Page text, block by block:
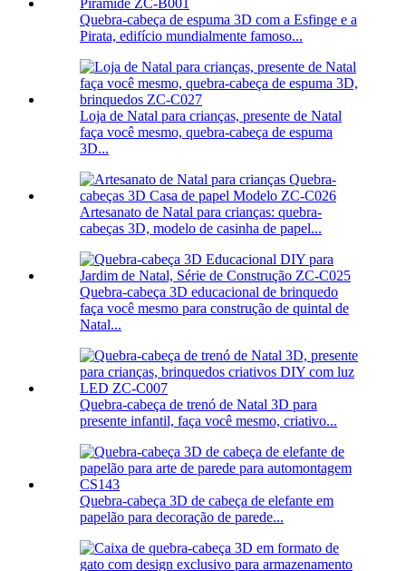
Quebra-cabeça de espuma 3D com a Esfinge e a
Pirata, edifício mundialmente famoso...
Loja de Natal para crianças, presente de Natal
faça você mesmo, quebra-cabeça de espuma
3D...
Artesanato de Natal para crianças: quebra-
cabeças 3D, modelo de casinha de papel...
Quebra-cabeça 3D educacional de brinquedo
faça você mesmo para construção de quintal de
Natal...
Quebra-cabeça de trenó de Natal 3D para
presente infantil, faça você mesmo, criativo...
Quebra-cabeça 3D de cabeça de elefante em
papelão para decoração de parede...